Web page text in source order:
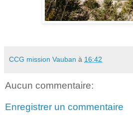
CCG mission Vauban à 16:42
Aucun commentaire:
Enregistrer un commentaire